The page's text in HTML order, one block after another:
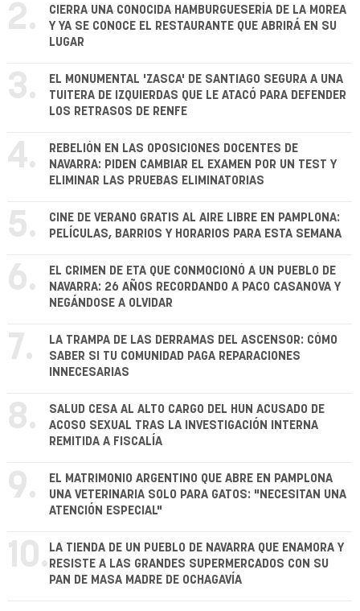
2.
CIERRA UNA CONOCIDA HAMBURGUESERÍA DE LA MOREA
Y YA SE CONOCE EL RESTAURANTE QUE ABRIRÁ EN SU
LUGAR
3.
EL MONUMENTAL 'ZASCA' DE SANTIAGO SEGURA A UNA
TUITERA DE IZQUIERDAS QUE LE ATACÓ PARA DEFENDER
LOS RETRASOS DE RENFE
4.
REBELIÓN EN LAS OPOSICIONES DOCENTES DE
NAVARRA: PIDEN CAMBIAR EL EXAMEN POR UN TEST Y
ELIMINAR LAS PRUEBAS ELIMINATORIAS
5.
CINE DE VERANO GRATIS AL AIRE LIBRE EN PAMPLONA:
PELÍCULAS, BARRIOS Y HORARIOS PARA ESTA SEMANA
6.
EL CRIMEN DE ETA QUE CONMOCIONÓ A UN PUEBLO DE
NAVARRA: 26 AÑOS RECORDANDO A PACO CASANOVA Y
NEGÁNDOSE A OLVIDAR
7.
LA TRAMPA DE LAS DERRAMAS DEL ASCENSOR: CÓMO
SABER SI TU COMUNIDAD PAGA REPARACIONES
INNECESARIAS
8.
SALUD CESA AL ALTO CARGO DEL HUN ACUSADO DE
ACOSO SEXUAL TRAS LA INVESTIGACIÓN INTERNA
REMITIDA A FISCALÍA
9.
EL MATRIMONIO ARGENTINO QUE ABRE EN PAMPLONA
UNA VETERINARIA SOLO PARA GATOS: "NECESITAN UNA
ATENCIÓN ESPECIAL"
10. LA TIENDA DE UN PUEBLO DE NAVARRA QUE ENAMORA Y
RESISTE A LAS GRANDES SUPERMERCADOS CON SU
PAN DE MASA MADRE DE OCHAGAVÍA